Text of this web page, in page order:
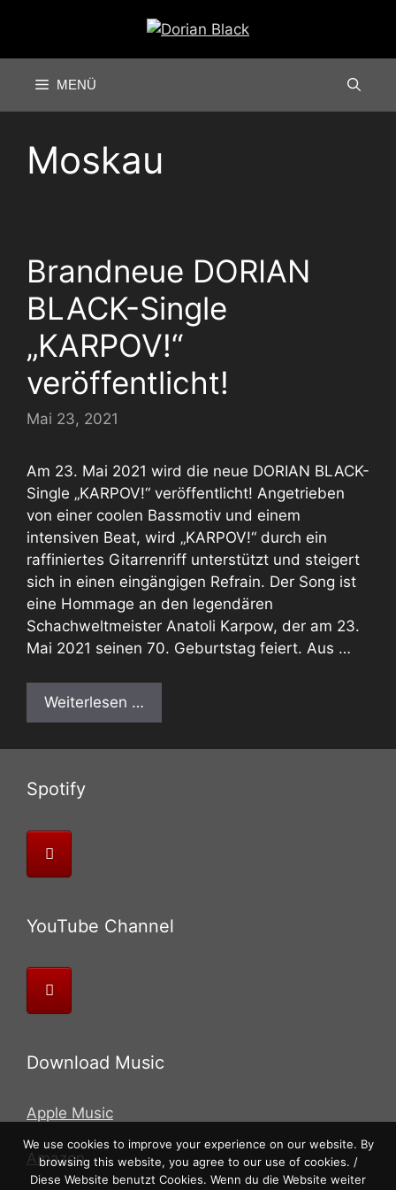
springen
MENÜ
Moskau
Brandneue DORIAN
BLACK-Single
„KARPOV!“
veröffentlicht!
Mai 23, 2021
Am 23. Mai 2021 wird die neue DORIAN BLACK-
Single „KARPOV!“ veröffentlicht! Angetrieben
von einer coolen Bassmotiv und einem
intensiven Beat, wird „KARPOV!“ durch ein
raffiniertes Gitarrenriff unterstützt und steigert
sich in einen eingängigen Refrain. Der Song ist
eine Hommage an den legendären
Schachweltmeister Anatoli Karpow, der am 23.
Mai 2021 seinen 70. Geburtstag feiert. Aus …
Weiterlesen …
Spotify
YouTube Channel
Download Music
Apple Music
Amazon
We use cookies to improve your experience on our website. By
browsing this website, you agree to our use of cookies. /
Diese Website benutzt Cookies. Wenn du die Website weiter